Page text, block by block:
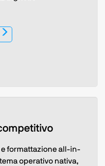
formattazione all-in-
operativo nativa,